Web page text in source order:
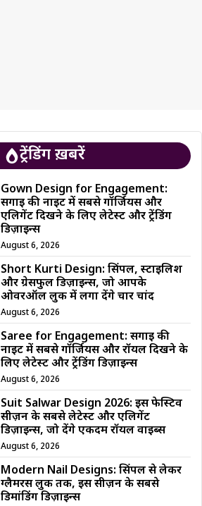
ट्रेंडिंग ख़बरें
Gown Design for Engagement:
सगाई की नाइट में सबसे गॉर्जियस और
एलिगेंट दिखने के लिए लेटेस्ट और ट्रेंडिंग
डिज़ाइन्स
August 6, 2026
Short Kurti Design: सिंपल, स्टाइलिश
और ग्रेसफुल डिज़ाइन्स, जो आपके
ओवरऑल लुक में लगा देंगे चार चांद
August 6, 2026
Saree for Engagement: सगाई की
नाइट में सबसे गॉर्जियस और रॉयल दिखने के
लिए लेटेस्ट और ट्रेंडिंग डिज़ाइन्स
August 6, 2026
Suit Salwar Design 2026: इस फेस्टिव
सीज़न के सबसे लेटेस्ट और एलिगेंट
डिज़ाइन्स, जो देंगे एकदम रॉयल वाइब्स
August 6, 2026
Modern Nail Designs: सिंपल से लेकर
ग्लैमरस लुक तक, इस सीज़न के सबसे
डिमांडिंग डिज़ाइन्स